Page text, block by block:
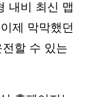
내비 최신 맵
제 막막했던
할 수 있는